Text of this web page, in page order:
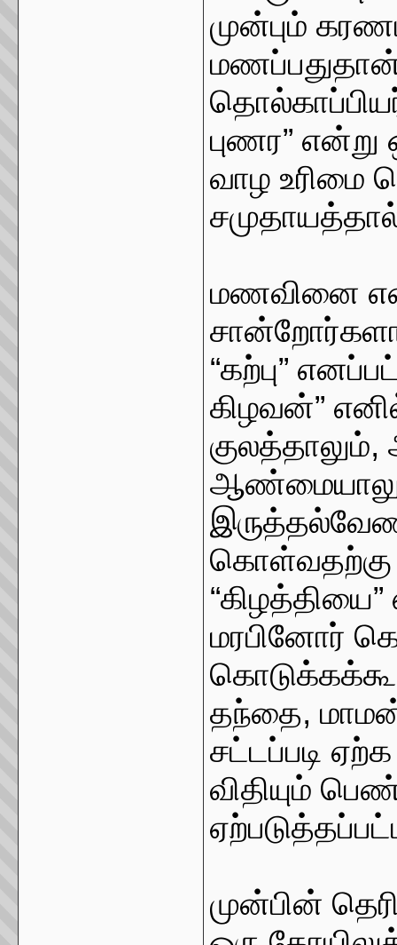
முன்பும்
மணப்பதுதான்
புணர”
வாழ உரிமை
மணவினை
“கற்பு”
கிழவன்”
கொள்வதற்கு
மரபினோர்
தந்தை,
சட்டப்படி
விதியும்
முன்பின்